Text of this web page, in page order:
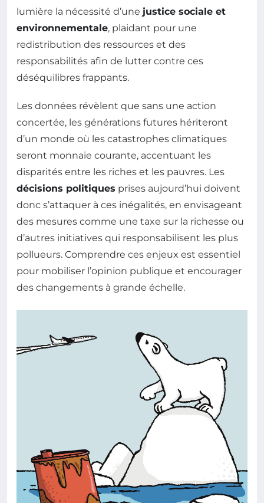
lumière la nécessité d’une justice sociale et
environnementale, plaidant pour une
redistribution des ressources et des
responsabilités afin de lutter contre ces
déséquilibres frappants.
Les données révèlent que sans une action
concertée, les générations futures hériteront
d’un monde où les catastrophes climatiques
seront monnaie courante, accentuant les
disparités entre les riches et les pauvres. Les
décisions politiques prises aujourd’hui doivent
donc s’attaquer à ces inégalités, en envisageant
des mesures comme une taxe sur la richesse ou
d’autres initiatives qui responsabilisent les plus
pollueurs. Comprendre ces enjeux est essentiel
pour mobiliser l’opinion publique et encourager
des changements à grande échelle.